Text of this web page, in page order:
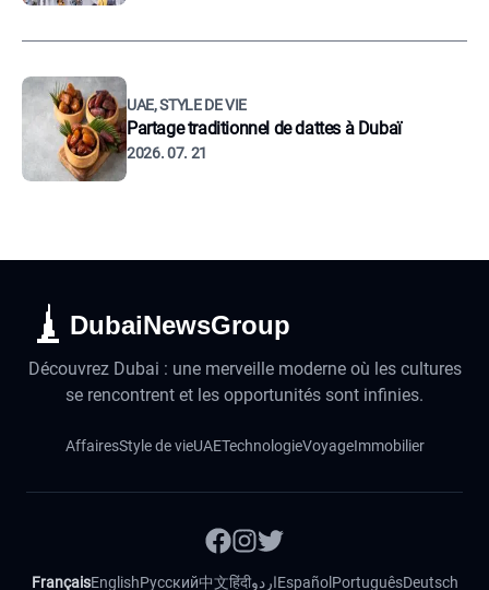
UAE, STYLE DE VIE
Partage traditionnel de dattes à Dubaï
2026. 07. 21
DubaiNewsGroup
Découvrez Dubai : une merveille moderne où les cultures
se rencontrent et les opportunités sont infinies.
AffairesStyle de vieUAETechnologieVoyageImmobilier
FrançaisEnglishРусский中文हिंदीاردوEspañol PortuguêsDeutsch